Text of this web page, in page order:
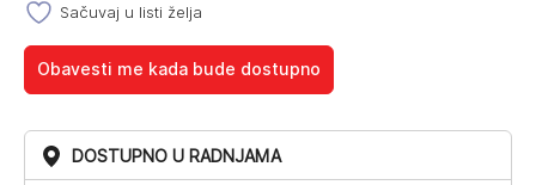
Sačuvaj u listi želja
Obavesti me kada bude dostupno
DOSTUPNO U RADNJAMA